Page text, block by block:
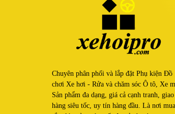
Chuyên phân phối và lắp đặt Phụ kiện Đồ
chơi Xe hơi - Rửa và chăm sóc Ô tô, Xe
Sản phẩm đa dạng, giá cả cạnh tranh, giao
hàng siêu tốc, uy tín hàng đầu. Là nơi mua